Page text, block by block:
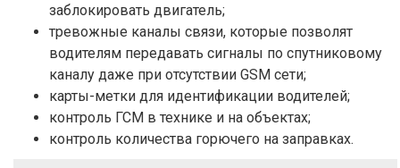
заблокировать двигатель;
тревожные каналы связи, которые позволят
водителям передавать сигналы по спутниковому
каналу даже при отсутствии GSM сети;
карты-метки для идентификации водителей;
контроль ГСМ в технике и на объектах;
контроль количества горючего на заправках.